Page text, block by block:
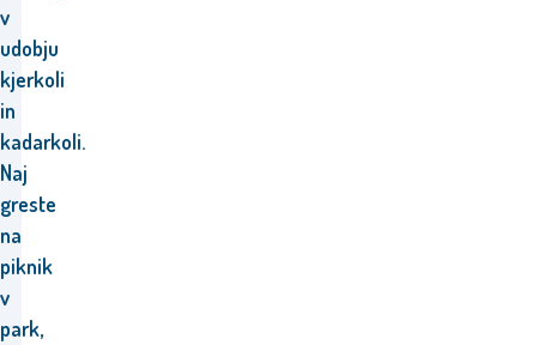
v
udobju
kjerkoli
in
kadarkoli.
Naj
greste
na
piknik
v
park,